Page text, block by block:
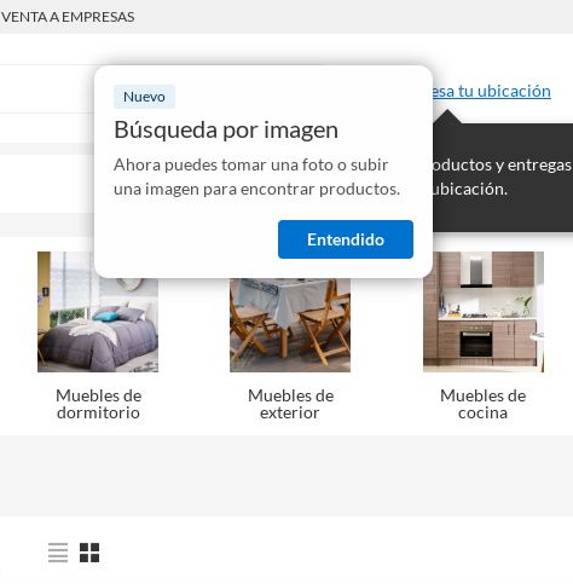
VENTA A EMPRESAS
Nuevo
Búsqueda por imagen
Ahora puedes tomar una foto o subir
una imagen para encontrar productos.
Entendido
Ingresa tu ubicación
Mostraremos los productos y entregas
disponibles para tu ubicación.
Muebles de
dormitorio
Muebles de
exterior
Muebles de
cocina